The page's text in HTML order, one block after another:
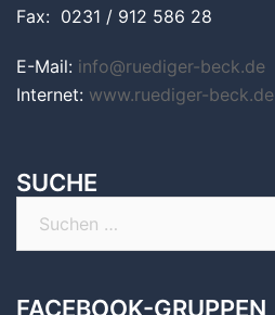
Fax: 0231 / 912 586 28
E-Mail: info@ruediger-beck.de
Internet: www.ruediger-beck.de
SUCHE
FACEBOOK-GRUPPEN